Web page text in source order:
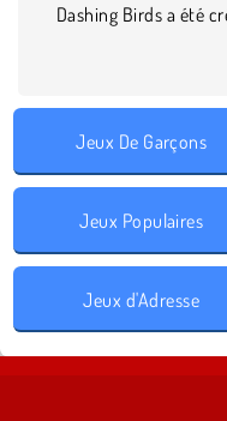
Dashing Birds a été
Jeux De Garçons
Jeux Populaires
Jeux d'Adresse